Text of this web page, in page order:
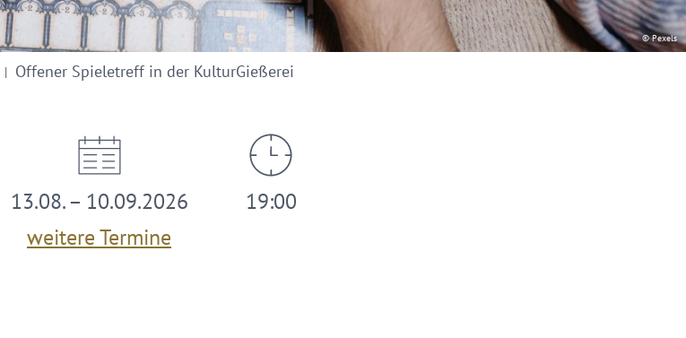
© Pexels
Offener Spieletreff in der KulturGießerei
13.08. – 10.09.2026
weitere Termine
19:00